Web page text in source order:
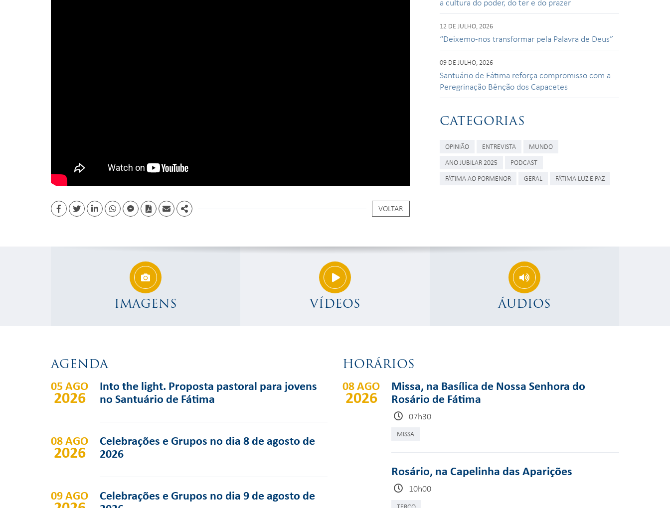
FacebookTwitterLinkedinwhatsappfacebook messenger
PDF EmailShare
VOLTAR
12 DE JULHO, 2026
“Deixemo-nos transformar pela Palavra de Deus”
09 DE JULHO, 2026
Santuário de Fátima reforça compromisso com a
Peregrinação Bênção dos Capacetes
CATEGORIAS
OPINIÃO ENTREVISTA
MUNDO
ANO JUBILAR 2025
PODCAST
FÁTIMA AO PORMENOR
GERAL FÁTIMA LUZ E PAZ
IMAGENS VÍDEOS ÁUDIOS
AGENDA
05 AGO
2026
Into the light. Proposta pastoral para jovens
no Santuário de Fátima
08 AGO
2026
Celebrações e Grupos no dia 8 de agosto de
2026
09 AGO
Celebrações e Grupos no dia 9 de agosto de
HORÁRIOS
08 AGO
2026
Missa, na Basílica de Nossa Senhora do
Rosário de Fátima
07h30
MISSA
Rosário, na Capelinha das Aparições
10h00
TERÇO